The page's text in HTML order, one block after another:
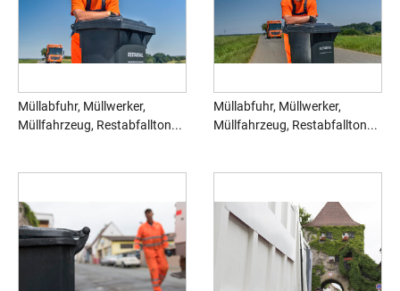
Müllabfuhr, Müllwerker,
Müllfahrzeug, Restabfallton...
Müllabfuhr, Müllwerker,
Müllfahrzeug, Restabfallton...